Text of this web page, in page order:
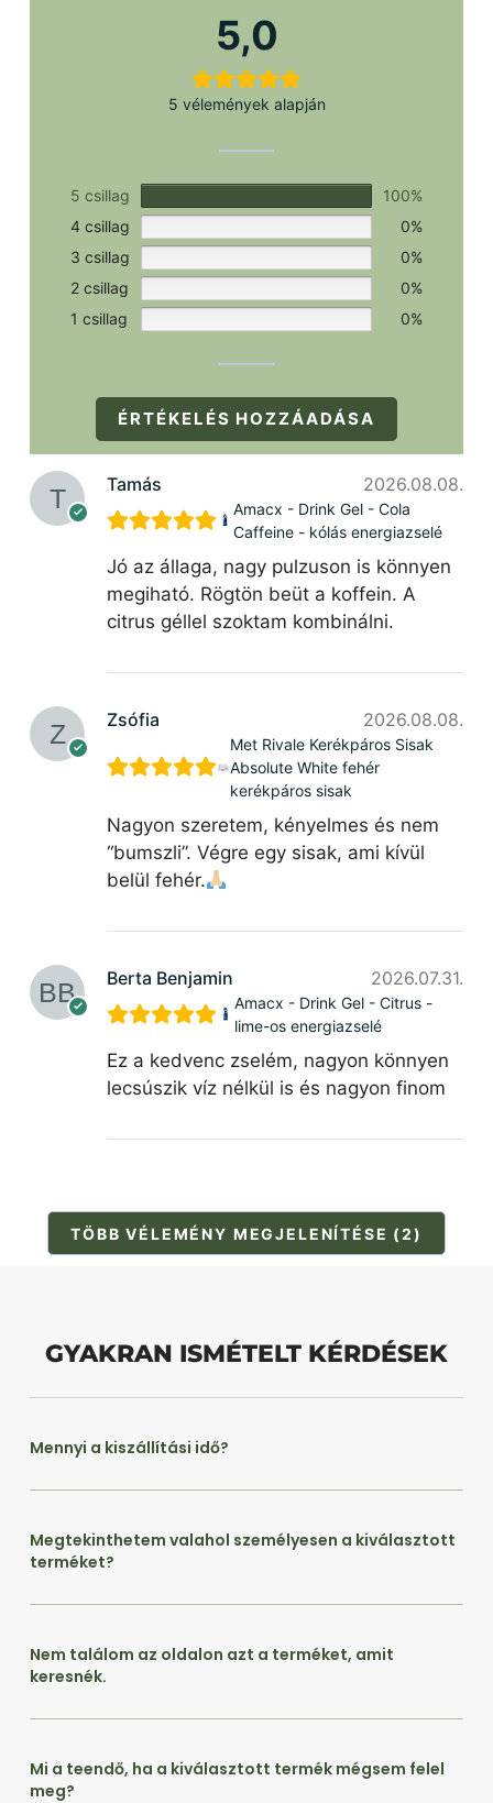
5,0
5 vélemények alapján
5 csillag
100%
4 csillag
0%
3 csillag
0%
2 csillag
0%
1 csillag
0%
ÉRTÉKELÉS HOZZÁADÁSA
Tamás 2026.08.08.
Amacx - Drink Gel - Cola
Caffeine - kólás energiazselé
Jó az állaga, nagy pulzuson is könnyen
megiható. Rögtön beüt a koffein. A
citrus géllel szoktam kombinálni.
Zsófia 2026.08.08.
Met Rivale Kerékpáros Sisak
Absolute White fehér
kerékpáros sisak
Nagyon szeretem, kényelmes és nem
“bumszli”. Végre egy sisak, ami kívül
belül fehér.
Berta Benjamin 2026.07.31.
Amacx - Drink Gel - Citrus -
lime-os energiazselé
Ez a kedvenc zselém, nagyon könnyen
lecsúszik víz nélkül is és nagyon finom
TÖBB VÉLEMÉNY MEGJELENÍTÉSE (2)
GYAKRAN ISMÉTELT KÉRDÉSEK
Mennyi a kiszállítási idő?
Megtekinthetem valahol személyesen a kiválasztott
terméket?
Nem találom az oldalon azt a terméket, amit
keresnék.
Mi a teendő, ha a kiválasztott termék mégsem felel
meg?